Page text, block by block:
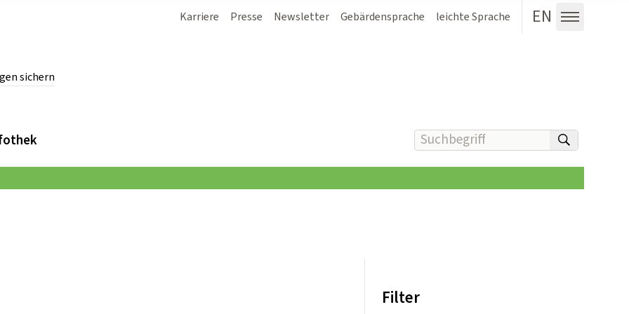
sichern
Karriere Presse Newsletter Gebärdensprache leichte Sprache EN
Menü
Suchbegriff(e) eingeben
Filter